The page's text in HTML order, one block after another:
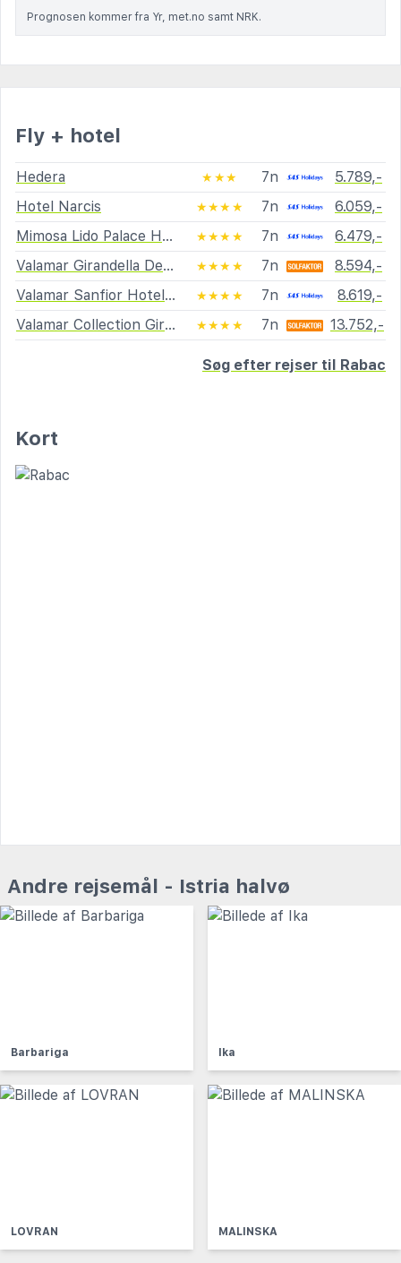
Prognosen kommer fra Yr, met.no samt NRK.
Fly + hotel
Hedera ★★★ 7n
5.789,-
Hotel Narcis
★★★★ 7n
6.059,-
Mimosa Lido Palace Hotel
★★★★ 7n
6.479,-
Valamar Girandella Designed for Adults
★★★★ 7n
8.594,-
Valamar Sanfior Hotel & Casa
★★★★ 7n
8.619,-
Valamar Collection Girandella Family Resort
★★★★ 7n 13.752,-
Søg efter rejser til Rabac
Kort
Andre rejsemål - Istria halvø
Barbariga Ika
LOVRAN MALINSKA